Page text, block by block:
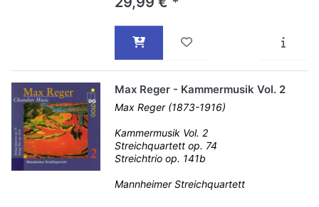
Max Reger - Kammermusik Vol. 2
Max Reger (1873-1916)
Kammermusik Vol. 2
Streichquartett op. 74
Streichtrio op. 141b
Mannheimer Streichquartett